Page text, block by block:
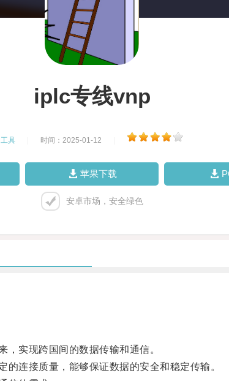
iplc专线vnp
工具 时间：2025-01-12
苹果下载
安卓市场，安全绿色
实现跨国间的数据传输和通信。
连接质量，能够保证数据的安全和稳定传输。